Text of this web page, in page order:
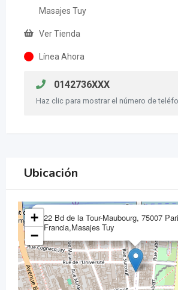
Masajes Tuy
Ver Tienda
Línea Ahora
0142736XXX
Haz clic para mostrar el número de
Ubicación
22 Bd de la Tour-Maubourg, 75007
Francia,Masajes Tuy
+
−